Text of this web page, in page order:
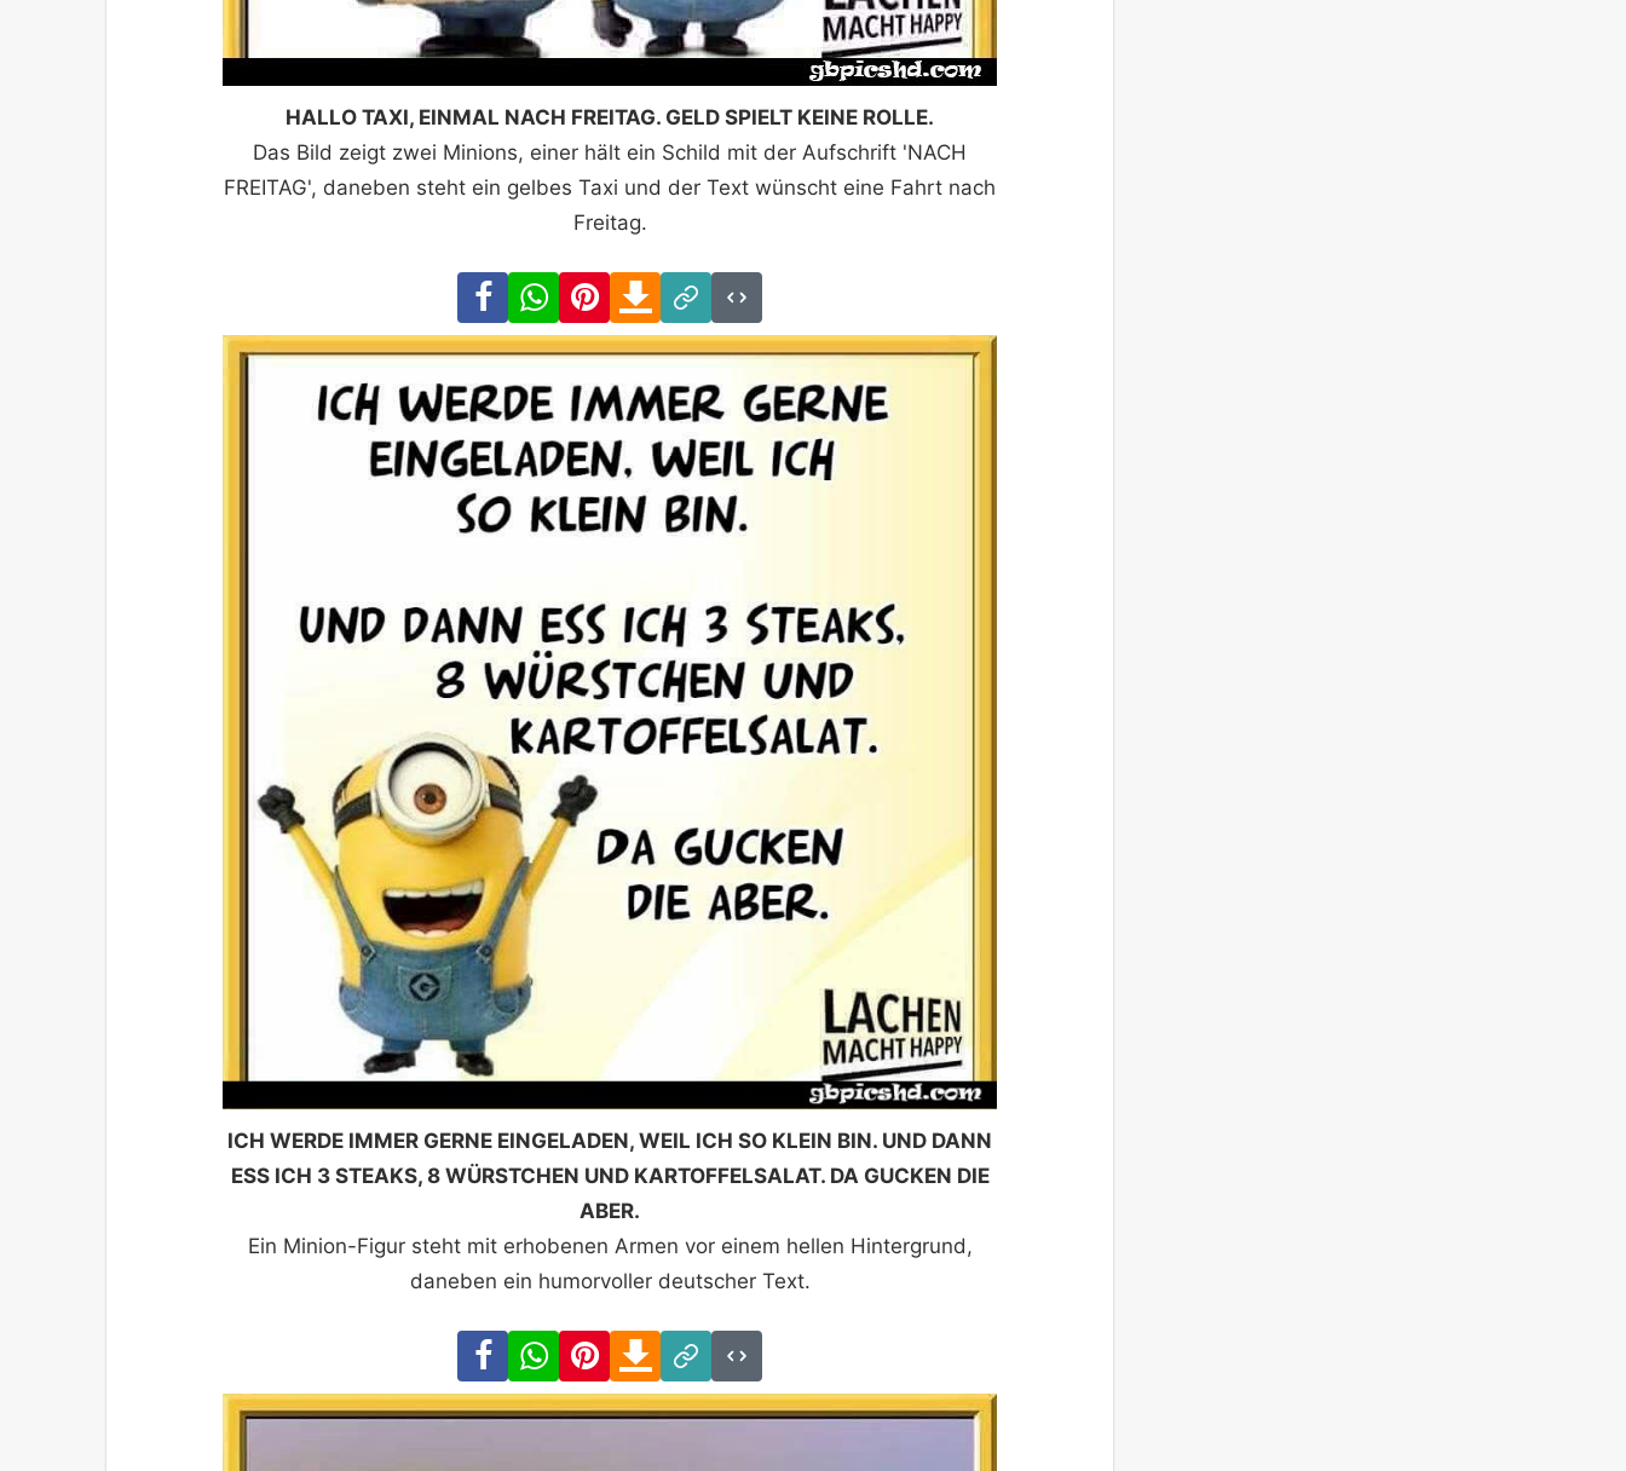
HALLO TAXI, EINMAL NACH FREITAG. GELD SPIELT KEINE ROLLE.
Das Bild zeigt zwei Minions, einer hält ein Schild mit der Aufschrift 'NACH
FREITAG', daneben steht ein gelbes Taxi und der Text wünscht eine Fahrt nach
Freitag.
FacebookWhatsAppPinterestDownload
Link
ICH WERDE IMMER GERNE EINGELADEN, WEIL ICH SO KLEIN BIN. UND DANN
ESS ICH 3 STEAKS, 8 WÜRSTCHEN UND KARTOFFELSALAT. DA GUCKEN DIE
ABER.
Ein Minion-Figur steht mit erhobenen Armen vor einem hellen Hintergrund,
daneben ein humorvoller deutscher Text.
FacebookWhatsAppPinterestDownload
Link